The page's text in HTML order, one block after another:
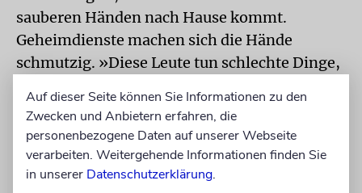
sauberen Händen nach Hause kommt.
Geheimdienste machen sich die Hände
schmutzig. »Diese Leute tun schlechte Dinge,
vertraue dem Mossad wie einem Piloten, der
hoffentlich immer schön sein Cockpit
verriegelt hält. »Die Frage, die mich vielmehr
umtreibt, ist, inwieweit ich unserer Regierung
Auf dieser Seite können Sie Informationen zu den
Zwecken und Anbietern erfahren, die
personenbezogene Daten auf unserer Webseite
verarbeiten. Weitergehende Informationen finden Sie
in unserer Datenschutzerklärung.